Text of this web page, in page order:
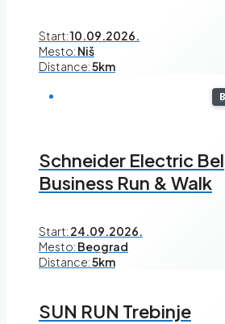
Start:10.09.2026.
Mesto: Niš
Distance:5km
Schneider Electric
Business Run & Walk
Start: 24.09.2026.
Mesto: Beograd
Distance:5km
SUN RUN Trebinje